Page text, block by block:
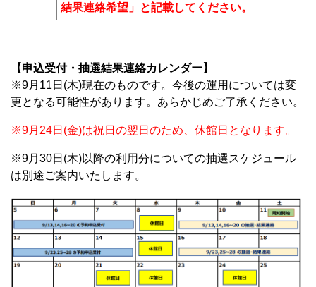
結果連絡希望」と記載してください。
【申込受付・抽選結果連絡カレンダー】
※9月11日(木)現在のものです。今後の運用については変
更となる可能性があります。あらかじめご了承ください。
※9月24日(金)は祝日の翌日のため、休館日となります。
※9月30日(木)以降の利用分についての抽選スケジュール
は別途ご案内いたします。